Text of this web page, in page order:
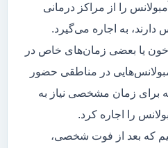
را از مراکز درمانی
دارند، به اجاره می‌گیرد.
خون یا بعضی زمان‌های خاص در
در مناطقی حضور
برای زمان مشخصی نیاز به
را اجاره کرد.
که بعد از فوت شخصی،